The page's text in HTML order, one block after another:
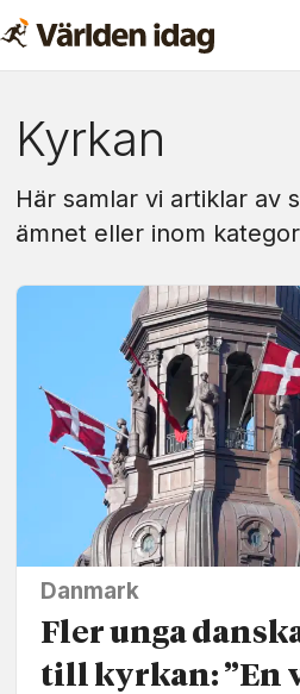
Om:
kyrkan
Kyrkan
Här samlar vi artiklar av
ämnet eller inom
Danmark
Fler unga
till kyrkan: ”En